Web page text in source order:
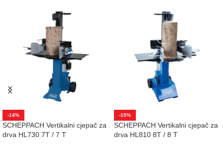
-14%
SCHEPPACH Vertikalni cjepač za
drva HL730 7T / 7 T
-15%
SCHEPPACH Vertikalni cjepač za
drva HL810 8T / 8 T